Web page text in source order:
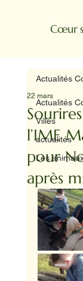
Cœur
Actualités
Villes
actualités
Les
Actualités
l’IME
pour
après
22 mars